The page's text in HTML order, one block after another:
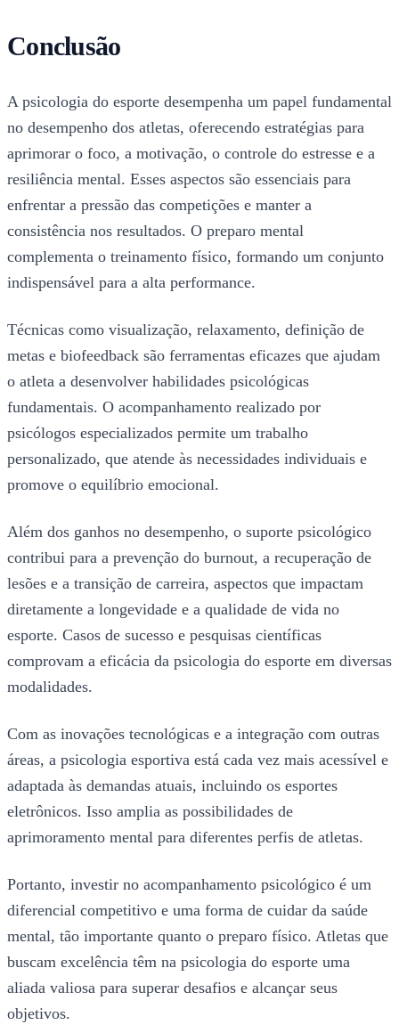
Conclusão
A psicologia do esporte desempenha um papel fundamental
no desempenho dos atletas, oferecendo estratégias para
aprimorar o foco, a motivação, o controle do estresse e a
resiliência mental. Esses aspectos são essenciais para
enfrentar a pressão das competições e manter a
consistência nos resultados. O preparo mental
complementa o treinamento físico, formando um conjunto
indispensável para a alta performance.
Técnicas como visualização, relaxamento, definição de
metas e biofeedback são ferramentas eficazes que ajudam
o atleta a desenvolver habilidades psicológicas
fundamentais. O acompanhamento realizado por
psicólogos especializados permite um trabalho
personalizado, que atende às necessidades individuais e
promove o equilíbrio emocional.
Além dos ganhos no desempenho, o suporte psicológico
contribui para a prevenção do burnout, a recuperação de
lesões e a transição de carreira, aspectos que impactam
diretamente a longevidade e a qualidade de vida no
esporte. Casos de sucesso e pesquisas científicas
comprovam a eficácia da psicologia do esporte em diversas
modalidades.
Com as inovações tecnológicas e a integração com outras
áreas, a psicologia esportiva está cada vez mais acessível e
adaptada às demandas atuais, incluindo os esportes
eletrônicos. Isso amplia as possibilidades de
aprimoramento mental para diferentes perfis de atletas.
Portanto, investir no acompanhamento psicológico é um
diferencial competitivo e uma forma de cuidar da saúde
mental, tão importante quanto o preparo físico. Atletas que
buscam excelência têm na psicologia do esporte uma
aliada valiosa para superar desafios e alcançar seus
objetivos.